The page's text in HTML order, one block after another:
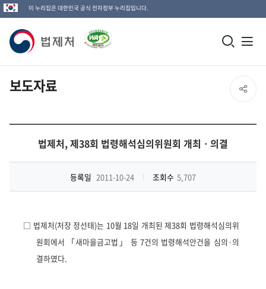
이 누리집은 대한민국 공식 전자정부 누리집입니다.
법
제
처
고
모
보도자료 SNS
열
기
법제처, 제38회 법령해석심의위원회 개최ㆍ의결
등록일 2011-10-24 조회수 5,707
□ 법제처(처장 정선태)는 10월 18일 개최된 제38회 법령해석심의위
원회에서 「새마을금고법」 등 7건의 법령해석안건을 심의·의
결하였다.